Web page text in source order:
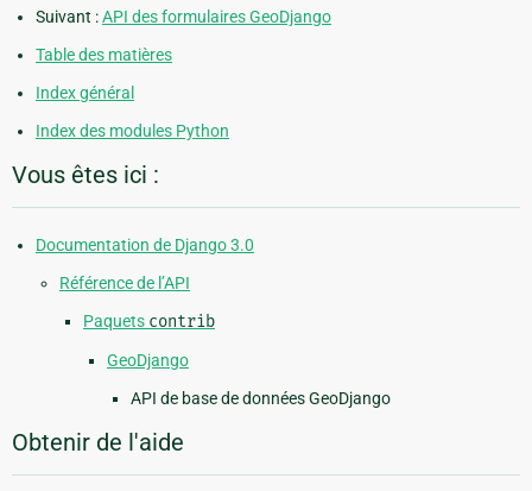
Suivant :API des formulaires GeoDjango
Table des matières
Index général
Index des modules Python
Vous êtes ici :
Documentation de Django 3.0
Référence de l’API
Paquets contrib
GeoDjango
API de base de données GeoDjango
Obtenir de l'aide